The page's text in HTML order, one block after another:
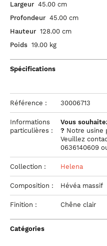
Largeur 45.00 cm
Profondeur 45.00 cm
Hauteur 128.00 cm
Poids 19.00 kg
Spécifications
Référence : 30006713
Informations
particulières :
Vous
? Notre usine
Veuillez
0636140609
Collection : Helena
Composition : Hévéa massif
Finition : Chêne clair
Catégories